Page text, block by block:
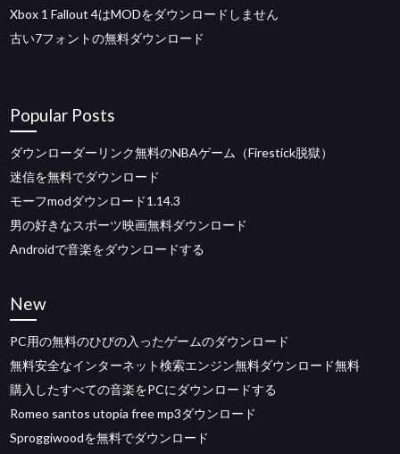
Xbox 1 Fallout 4はMODをダウンロードしません
古い7フォントの無料ダウンロード
Popular Posts
ダウンローダーリンク無料のNBAゲーム（Firestick脱獄）
迷信を無料でダウンロード
モーフmodダウンロード1.14.3
男の好きなスポーツ映画無料ダウンロード
Androidで音楽をダウンロードする
New
PC用の無料のひびの入ったゲームのダウンロード
無料安全なインターネット検索エンジン無料ダウンロード無料
購入したすべての音楽をPCにダウンロードする
Romeo santos utopia free mp3ダウンロード
Sproggiwoodを無料でダウンロード